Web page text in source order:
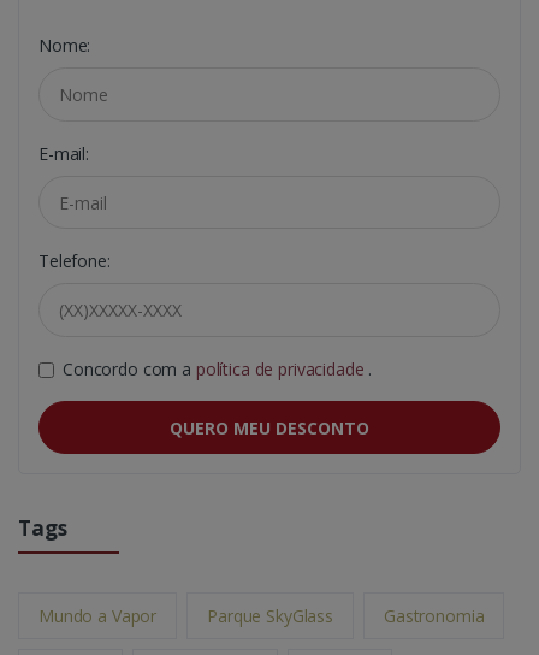
Nome:
E-mail:
Telefone:
Concordo com a política de privacidade .
QUERO MEU DESCONTO
Tags
Mundo a Vapor Parque SkyGlass Gastronomia